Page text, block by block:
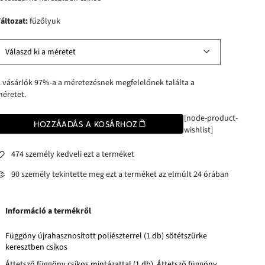
változat:fűzőlyuk
Válaszd ki a méretet
vásárlók 97%-a a méretezésnek megfelelőnek találta a
HOZZÁADÁS A KOSÁRHOZ
[node-product-
wishlist]
474 személy kedveli ezt a terméket
90 személy tekintette meg ezt a terméket az elmúlt 24 órában
Információ a termékről
Függöny újrahasznosított poliészterrel (1 db) sötétszürke
keresztben csíkos